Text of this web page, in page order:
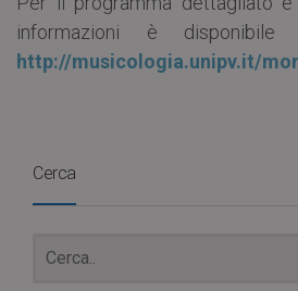
informazioni è
http://musicologia.unipv.it/
Cerca